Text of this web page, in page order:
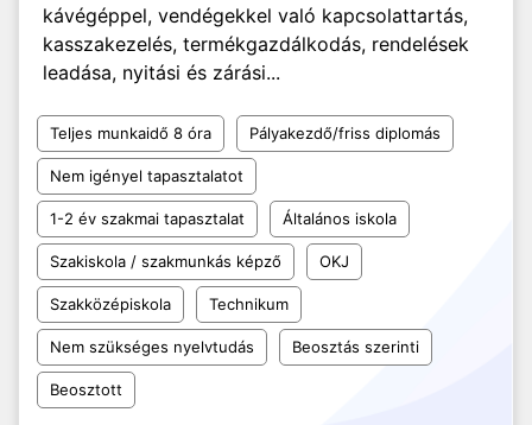
kávégéppel, vendégekkel való kapcsolattartás,
kasszakezelés, termékgazdálkodás, rendelések
leadása, nyitási és zárási...
Teljes munkaidő 8 óra Pályakezdő/friss diplomás
Nem igényel tapasztalatot
1-2 év szakmai tapasztalat Általános iskola
Szakiskola / szakmunkás képző OKJ
Szakközépiskola Technikum
Nem szükséges nyelvtudás Beosztás szerinti
Beosztott